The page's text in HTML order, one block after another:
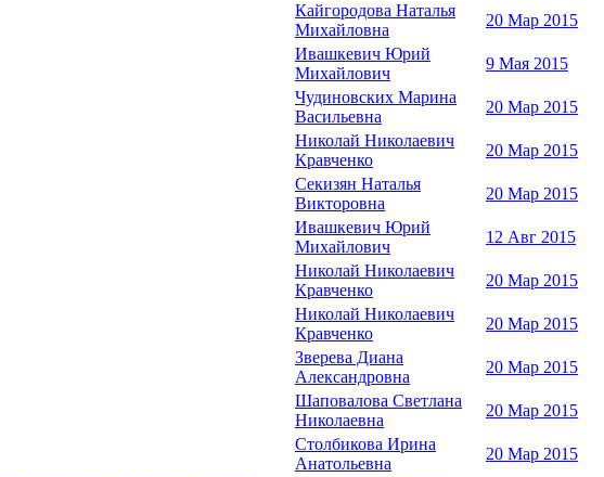
Кайгородова Наталья
Михайловна
20 Мар 2015
Ивашкевич Юрий
Михайлович
9 Мая 2015
Чудиновских Марина
Васильевна
20 Мар 2015
Николай Николаевич
Кравченко
20 Мар 2015
Секизян Наталья
Викторовна
20 Мар 2015
Ивашкевич Юрий
Михайлович
12 Авг 2015
Николай Николаевич
Кравченко
20 Мар 2015
Николай Николаевич
Кравченко
20 Мар 2015
Зверева Диана
Александровна
20 Мар 2015
Шаповалова Светлана
Николаевна
20 Мар 2015
Столбикова Ирина
Анатольевна
20 Мар 2015